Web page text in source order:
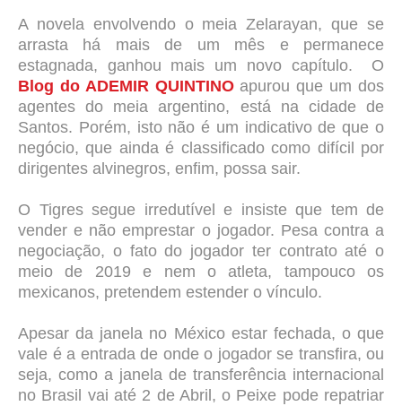
A novela envolvendo o meia Zelarayan, que se
arrasta há mais de um mês e permanece
estagnada, ganhou mais um novo capítulo. O
Blog do ADEMIR QUINTINOapurou que um dos
agentes do meia argentino, está na cidade de
Santos. Porém, isto não é um indicativo de que o
negócio, que ainda é classificado como difícil por
dirigentes alvinegros, enfim, possa sair.
O Tigres segue irredutível e insiste que tem de
vender e não emprestar o jogador. Pesa contra a
negociação, o fato do jogador ter contrato até o
meio de 2019 e nem o atleta, tampouco os
mexicanos, pretendem estender o vínculo.
Apesar da janela no México estar fechada, o que
vale é a entrada de onde o jogador se transfira, ou
seja, como a janela de transferência internacional
no Brasil vai até 2 de Abril, o Peixe pode repatriar